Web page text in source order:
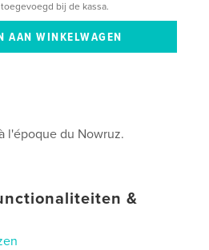
bij de kassa.
l'époque du Nowruz.
&